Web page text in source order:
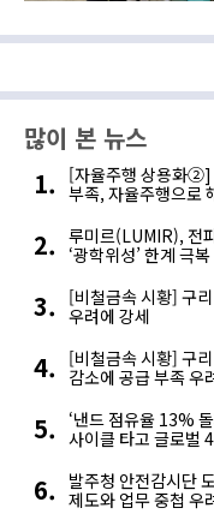
많이 본 뉴스
[자율주행 상용화②]
부족, 자율주행으로
루미르(LUMIR), 전
‘광학위성’ 한계 극복
[비철금속 시황] 구
우려에 강세
[비철금속 시황] 구
감소에 공급 부족 우
‘낸드 점유율 13%
사이클 타고 글로벌
발주청 안전감시단
제도와 업무 중첩 우